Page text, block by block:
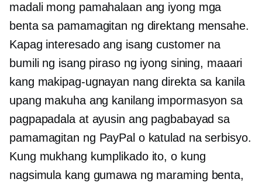
madali mong pamahalaan ang iyong mga
benta sa pamamagitan ng direktang mensahe.
Kapag interesado ang isang customer na
bumili ng isang piraso ng iyong sining, maaari
kang makipag-ugnayan nang direkta sa kanila
upang makuha ang kanilang impormasyon sa
pagpapadala at ayusin ang pagbabayad sa
pamamagitan ng PayPal o katulad na serbisyo.
Kung mukhang kumplikado ito, o kung
nagsimula kang gumawa ng maraming benta,